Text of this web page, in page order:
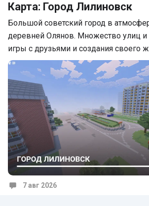
Карта: Город Лилиновск
Большой советский город в
деревней Олянов. Множество улиц и
игры с друзьями и создания своего
7 авг 2026